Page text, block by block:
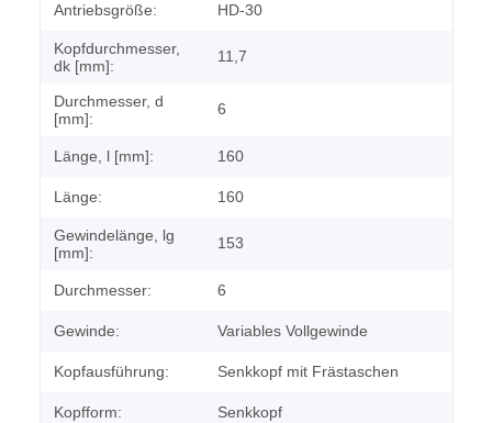
Antriebsgröße: HD-30
Kopfdurchmesser,
dk [mm]:
11,7
Durchmesser, d
[mm]:
6
Länge, l [mm]: 160
Länge: 160
Gewindelänge, lg
[mm]:
153
Durchmesser: 6
Gewinde: Variables Vollgewinde
Kopfausführung: Senkkopf mit Frästaschen
Kopfform: Senkkopf